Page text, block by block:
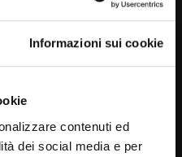
Informazioni sui cookie
contenuti ed
dei social media e per